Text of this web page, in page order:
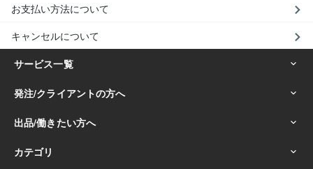
お支払い方法について
キャンセルについて